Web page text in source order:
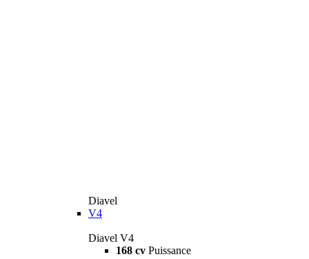
Diavel
V4
Diavel V4
168 cv Puissance